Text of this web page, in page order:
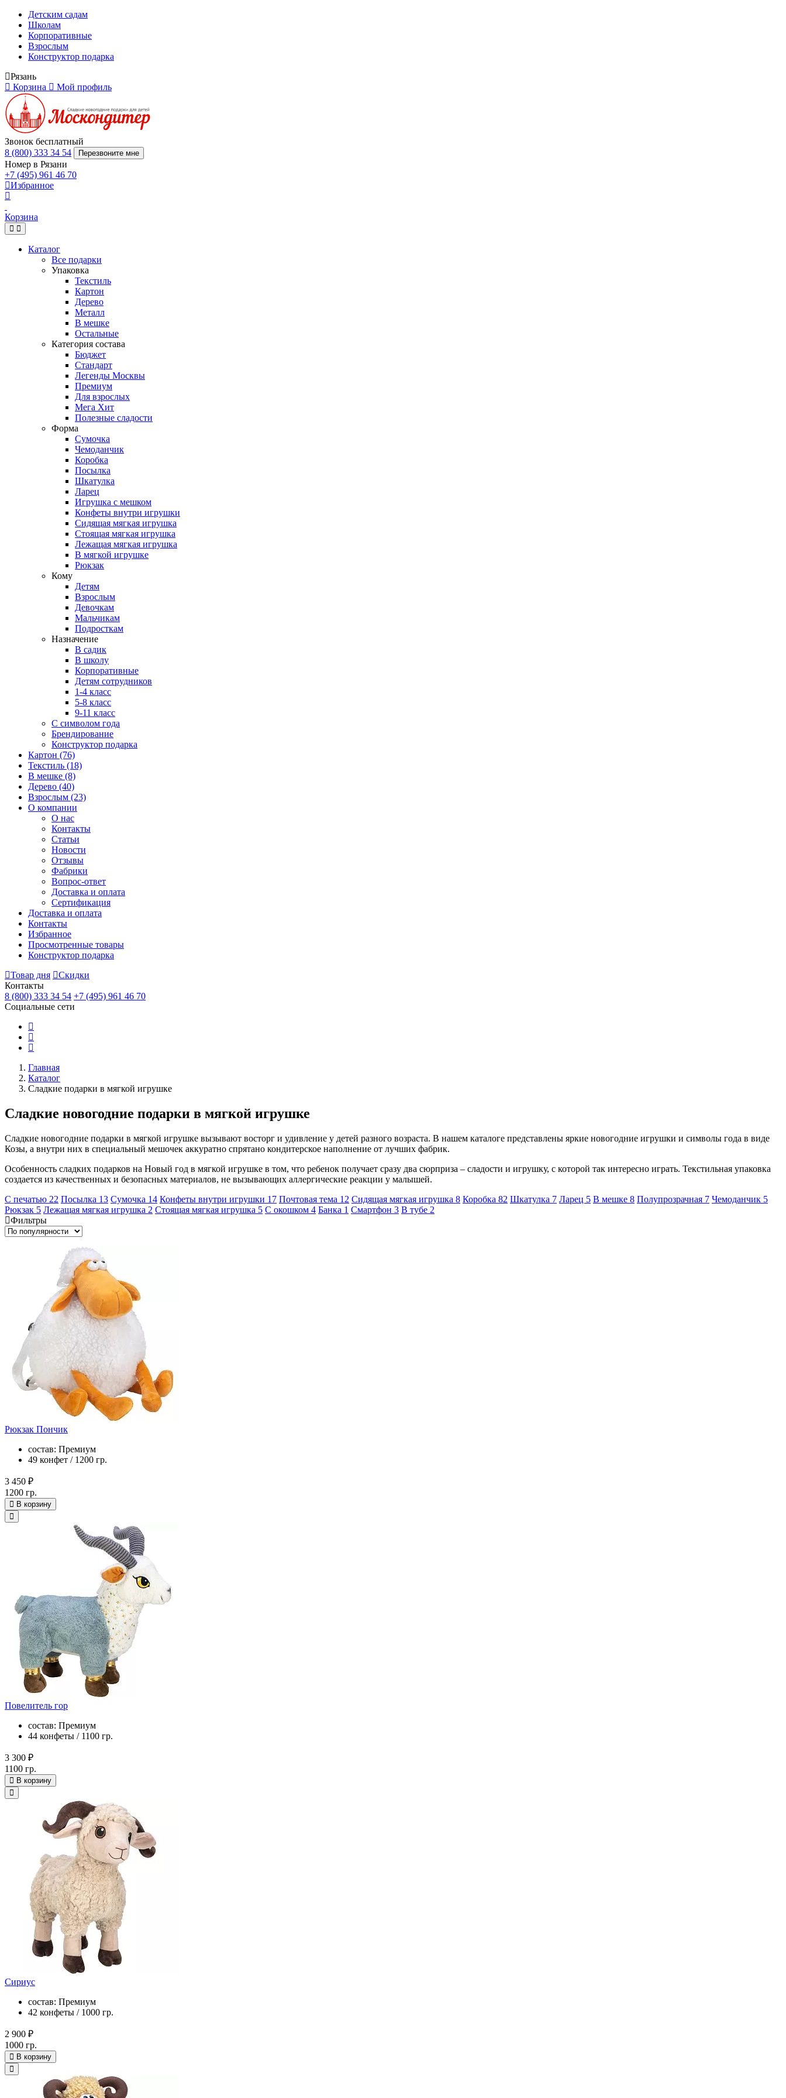
Детским садам
Школам
Корпоративные
Взрослым
Конструктор подарка
Рязань
Корзина
Мой профиль
Звонок бесплатный
8 (800) 333 34 54
Перезвоните мне
Номер в Рязани
+7 (495) 961 46 70
Избранное
Корзина
Каталог
Все подарки
Упаковка
Текстиль
Картон
Дерево
Металл
В мешке
Остальные
Категория состава
Бюджет
Стандарт
Легенды Москвы
Премиум
Для взрослых
Мега Хит
Полезные сладости
Форма
Сумочка
Чемоданчик
Коробка
Посылка
Шкатулка
Ларец
Игрушка с мешком
Конфеты внутри игрушки
Сидящая мягкая игрушка
Стоящая мягкая игрушка
Лежащая мягкая игрушка
В мягкой игрушке
Рюкзак
Кому
Детям
Взрослым
Девочкам
Мальчикам
Подросткам
Назначение
В садик
В школу
Корпоративные
Детям сотрудников
1-4 класс
5-8 класс
9-11 класс
С символом года
Брендирование
Конструктор подарка
Картон (76)
Текстиль (18)
В мешке (8)
Дерево (40)
Взрослым (23)
О компании
О нас
Контакты
Статьи
Новости
Отзывы
Фабрики
Вопрос-ответ
Доставка и оплата
Сертификация
Доставка и оплата
Контакты
Избранное
Просмотренные товары
Конструктор подарка
Товар дня
Скидки
Контакты
8 (800) 333 34 54 +7 (495) 961 46 70
Социальные сети
Главная
Каталог
Сладкие подарки в мягкой игрушке
Сладкие новогодние подарки в мягкой игрушке
Сладкие новогодние подарки в мягкой игрушке вызывают восторг и удивление у детей разного возраста. В нашем каталоге представлены яркие новогодние игрушки и символы года в виде
Козы, а внутри них в специальный мешочек аккуратно спрятано кондитерское наполнение от лучших фабрик.
Особенность сладких подарков на Новый год в мягкой игрушке в том, что ребенок получает сразу два сюрприза – сладости и игрушку, с которой так интересно играть. Текстильная упаковка
создается из качественных и безопасных материалов, не вызывающих аллергические реакции у малышей.
С печатью 22 Посылка 13 Сумочка 14 Конфеты внутри игрушки 17 Почтовая тема 12 Сидящая мягкая игрушка 8 Коробка 82 Шкатулка 7 Ларец 5 В мешке 8 Полупрозрачная 7 Чемоданчик 5
Рюкзак 5 Лежащая мягкая игрушка 2 Стоящая мягкая игрушка 5 С окошком 4 Банка 1 Смартфон 3 В тубе 2
Фильтры
Рюкзак Пончик
состав: Премиум
49 конфет / 1200 гр.
3 450 ₽
1200 гр.
В корзину
Повелитель гор
состав: Премиум
44 конфеты / 1100 гр.
3 300 ₽
1100 гр.
В корзину
Сириус
состав: Премиум
42 конфеты / 1000 гр.
2 900 ₽
1000 гр.
В корзину